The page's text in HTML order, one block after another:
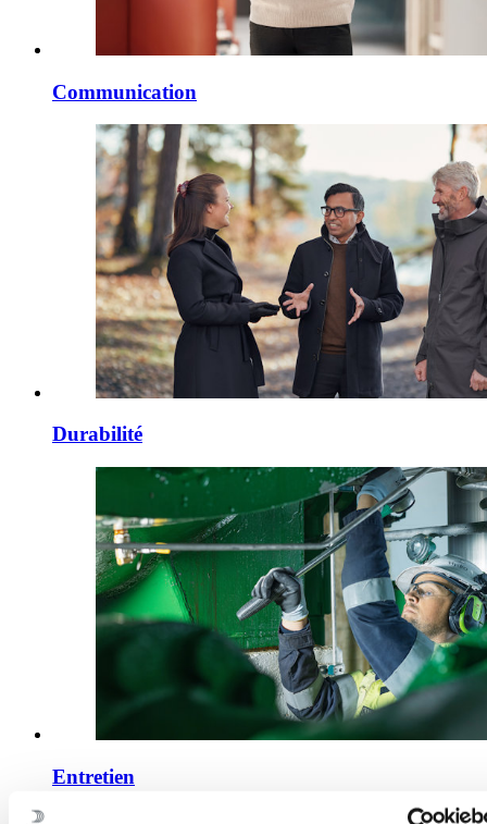
Communication
Durabilité
Entretien